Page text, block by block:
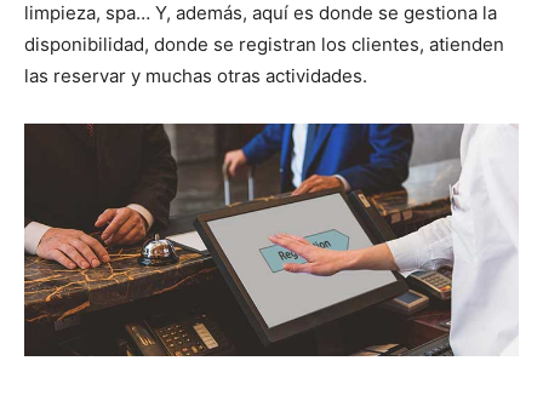
limpieza, spa… Y, además, aquí es donde se gestiona la
disponibilidad, donde se registran los clientes, atienden
las reservar y muchas otras actividades.